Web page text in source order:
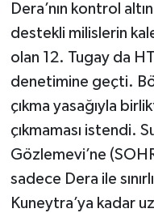
Dera’nın kontrol
destekli milislerin
olan 12. Tugay da
denetimine geçti.
çıkma yasağıyla
çıkmaması istendi.
Gözlemevi’ne
sadece Dera ile
Kuneytra’ya kadar